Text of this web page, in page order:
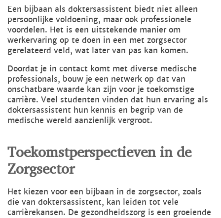
Een bijbaan als doktersassistent biedt niet alleen
persoonlijke voldoening, maar ook professionele
voordelen. Het is een uitstekende manier om
werkervaring op te doen in een met zorgsector
gerelateerd veld, wat later van pas kan komen.
Doordat je in contact komt met diverse medische
professionals, bouw je een netwerk op dat van
onschatbare waarde kan zijn voor je toekomstige
carrière. Veel studenten vinden dat hun ervaring als
doktersassistent hun kennis en begrip van de
medische wereld aanzienlijk vergroot.
Toekomstperspectieven in de
Zorgsector
Het kiezen voor een bijbaan in de zorgsector, zoals
die van doktersassistent, kan leiden tot vele
carrièrekansen. De gezondheidszorg is een groeiende